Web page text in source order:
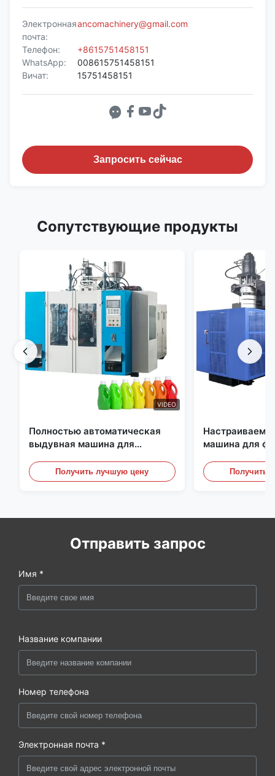
Электронная
почта:
ancomachinery@gmail.com
Телефон:
+8615751458151
WhatsApp:
008615751458151
Вичат:
15751458151
Запросить сейчас
Сопутствующие продукты
VIDEO
Полностью автоматическая
выдувная машина для
выдувного формования
бутылок из ПНД
Получить лучшую цену
машина для
Получить
Отправить запрос
Имя *
Название компании
Номер телефона
Электронная почта *